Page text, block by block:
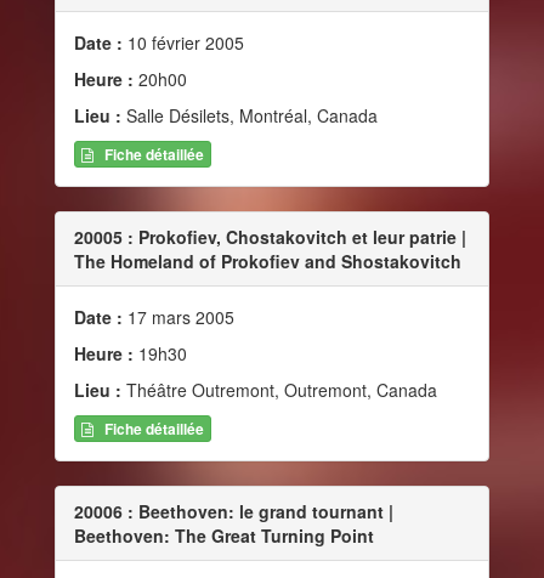
Date : 10 février 2005
Heure : 20h00
Lieu : Salle Désilets, Montréal, Canada
Fiche détaillée
20005 : Prokofiev, Chostakovitch et leur patrie |
The Homeland of Prokofiev and Shostakovitch
Date : 17 mars 2005
Heure : 19h30
Lieu : Théâtre Outremont, Outremont, Canada
Fiche détaillée
20006 : Beethoven: le grand tournant |
Beethoven: The Great Turning Point